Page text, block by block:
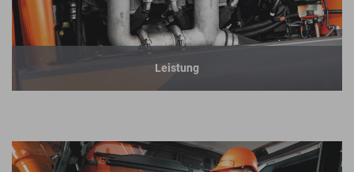
Leistung